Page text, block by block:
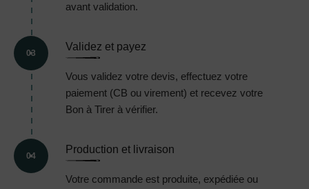
avant validation.
03
Validez et payez
Vous validez votre devis, effectuez votre
paiement (CB ou virement) et recevez votre
Bon à Tirer à vérifier.
04
Production et livraison
Votre commande est produite, expédiée ou